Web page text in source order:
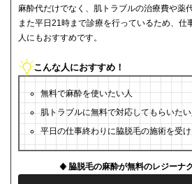
麻酔代だけでなく、肌トラブルの治療費や薬
また平日21時まで診療を行っているため、仕
人にもおすすめです。
こんな人におすすめ！
無料で麻酔を使いたい人
肌トラブルに無料で対応してもらいた
平日の仕事終わりに脇脱毛の施術を受け
脇脱毛の麻酔が無料のレジーナ